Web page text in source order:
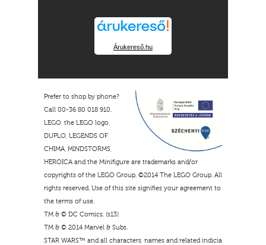
Árukereső.hu
Prefer to shop by phone?
Call 00-36 80 018 910.
LEGO, the LEGO logo,
DUPLO, LEGENDS OF
CHIMA, MINDSTORMS,
HEROICA and the Minifigure are trademarks and/or
copyrights of the LEGO Group. ©2014 The LEGO Group. All
rights reserved. Use of this site signifies your agreement to
the terms of use.
TM & © DC Comics. (s13)
TM & © 2014 Marvel & Subs.
STAR WARS™ and all characters, names and related indicia